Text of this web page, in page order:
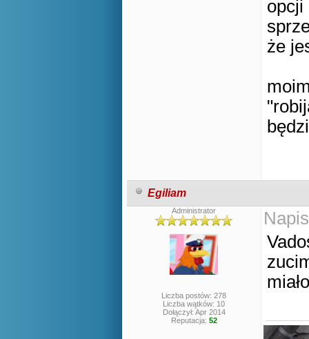
opcji
że
Egiliam
Administrator
Liczba postów: 278
Liczba wątków: 10
Dołączył: Apr 2014
Reputacja: 52